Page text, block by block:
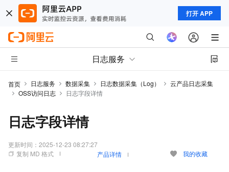
打开 APP
日志服务
首页 日志服务 数据采集 日志数据采集（Log）
云产品日志采集
OSS访问日志
日志字段详情
日志字段详情
更新时间： 2025-12-23 08:27:27
复制 MD 格式
产品详情 我的收藏